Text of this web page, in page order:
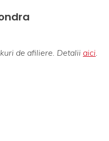
de afiliere. Detalii aici.